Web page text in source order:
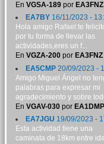
En VGSA-189por EA3FNZ
EA7BY16/11/2023 -
Hola amigo Rafael:te
por tu forma de llevar las
actividades,eres un f...
En VGZA-200por EA3FNZ
EA5CMP20/09/2023 -
Amigo Miguel Ángel no
palabras para expresar mi
agradecimiento y sobre
En VGAV-030por EA1DMP
EA7JGU 19/09/2023 -
Esta actividad tiene una
caminata de 18km entre